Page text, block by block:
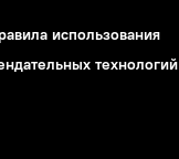
использования
технологий